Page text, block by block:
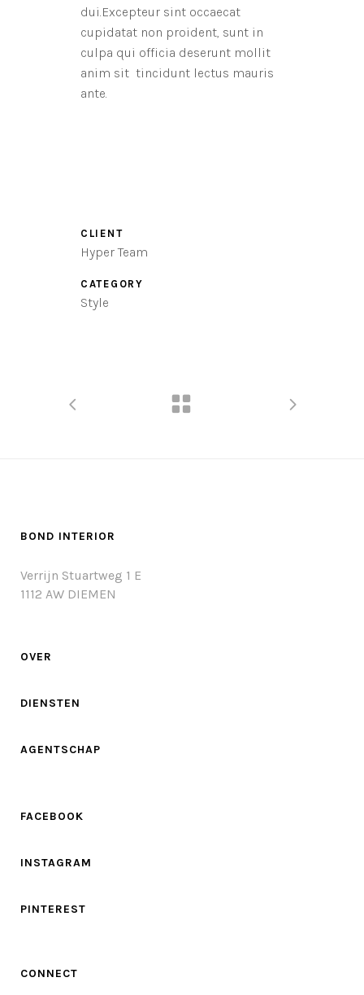
dui.Excepteur sint occaecat
cupidatat non proident, sunt in
culpa qui officia deserunt mollit
anim sit tincidunt lectus mauris
ante.
CLIENT
Hyper Team
CATEGORY
Style
BOND INTERIOR
Verrijn Stuartweg 1 E
1112 AW DIEMEN
OVER
DIENSTEN
AGENTSCHAP
FACEBOOK
INSTAGRAM
PINTEREST
CONNECT